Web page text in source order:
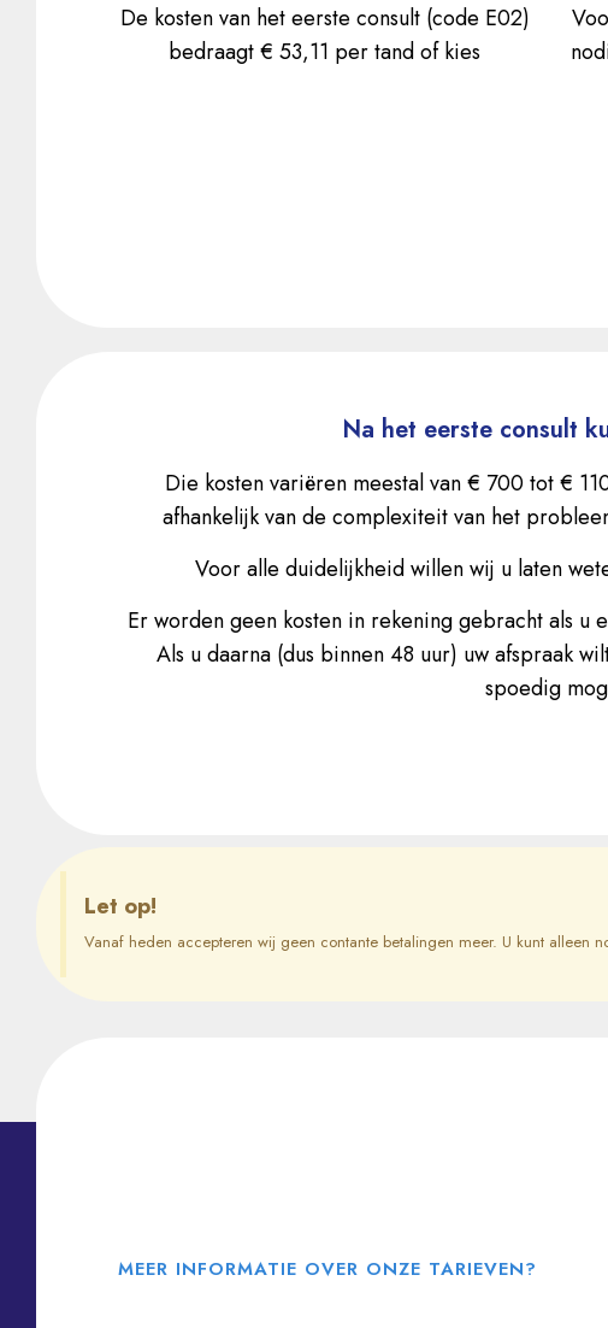
De kosten van het eerste consult (code E02)
bedraagt € 53,11 per tand of kies
Na het eerste consult
Die kosten variëren meestal van € 700 tot €
afhankelijk van de complexiteit van het
Voor alle duidelijkheid willen wij u laten
Er worden geen kosten in rekening gebracht als
Als u daarna (dus binnen 48 uur) uw afspraak
spoedig
Let op!
Vanaf heden accepteren wij geen contante betalingen meer. U kunt alleen
MEER INFORMATIE OVER ONZE TARIEVEN?